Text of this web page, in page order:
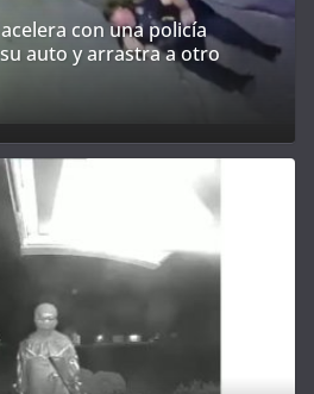
con una policía
auto y arrastra a otro